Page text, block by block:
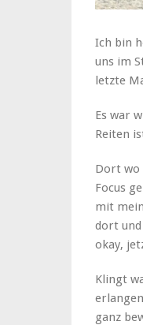
Ich bin
uns im
letzte
Es war
Reiten
Dort wo
Focus
mit
dort und
okay,
Klingt
ganz